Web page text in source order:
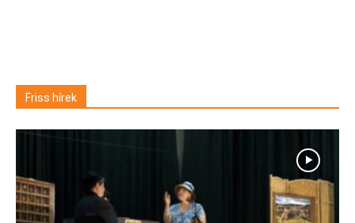
Friss hírek